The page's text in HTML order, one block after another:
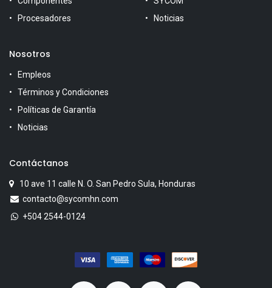
Procesadores
Noticias
Nosotros
Empleos
Términos y Condiciones
Políticas de Garantía
Noticias
Contáctanos
10 ave 11 calle N. O. San Pedro Sula, Honduras
contacto@sycomhn.com
+504 2544-0124